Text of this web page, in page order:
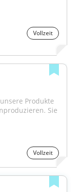
Vollzeit
Produkte
Sie
Vollzeit